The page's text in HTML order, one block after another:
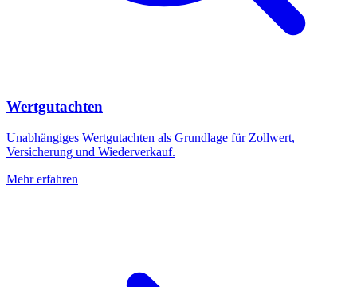
Wertgutachten
Unabhängiges Wertgutachten als Grundlage für Zollwert,
Versicherung und Wiederverkauf.
Mehr erfahren